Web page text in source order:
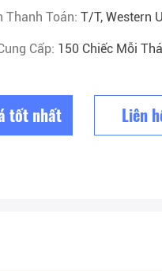
Thanh Toán: T/T, Western
Cấp: 150 Chiếc Mỗi
tốt nhất Liên